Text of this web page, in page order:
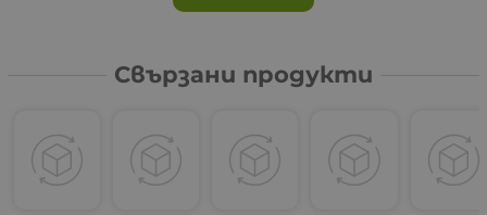
Свързани продукти